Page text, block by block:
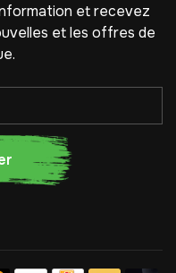
et recevez
et les offres de